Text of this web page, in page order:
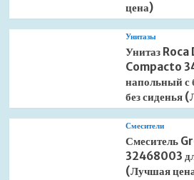
цена)
Унитазы
Унитаз Roca
Compacto
напольный с
без сиденья
Смесители
Смеситель
32468003
(Лучшая